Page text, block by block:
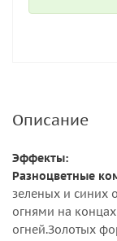
Описание
Эффекты:
Разноцветные
зеленых и синих
огнями на
огней.Золотых